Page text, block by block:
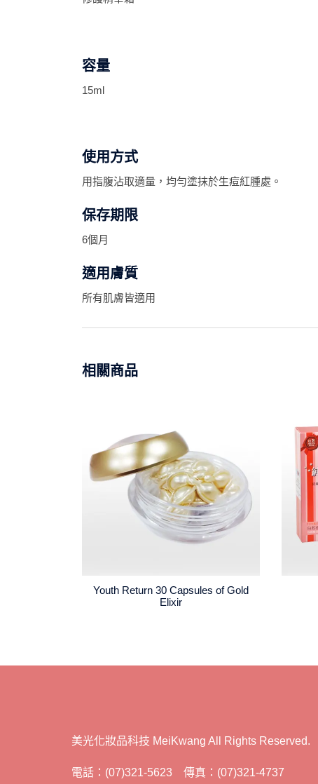
容量
15ml
使用方式
用指腹沾取適量，均勻塗抹於生痘紅腫處。
保存期限
6個月
適用膚質
所有肌膚皆適用
相關商品
Youth Return 30 Capsules of Gold
Elixir
美光化妝品科技 MeiKwang All Rights Reserved.
電話：(07)321-5623 傳真：(07)321-4737